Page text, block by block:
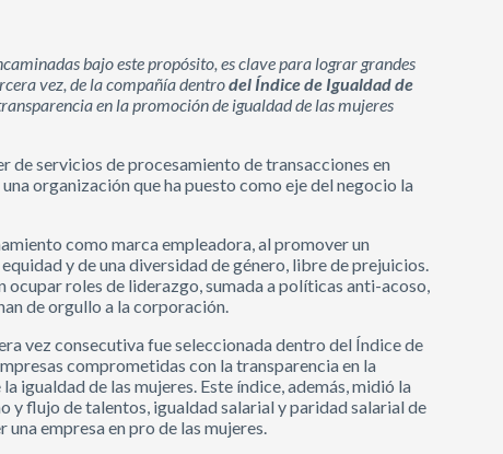
bajo este propósito, es clave para lograr grandes
vez, de la compañía dentrodel Índice de Igualdad de
en la promoción de igualdad de las mujeres
de servicios de procesamiento de transacciones en
organización que ha puesto como eje del negocio la
como marca empleadora, al promover un
y de una diversidad de género, libre de prejuicios.
ocupar roles de liderazgo, sumada a políticas anti-acoso,
de orgullo a la corporación.
vez consecutiva fue seleccionada dentro del Índice de
comprometidas con la transparencia en la
igualdad de las mujeres. Este índice, además, midió la
y flujo de talentos, igualdad salarial y paridad salarial de
empresa en pro de las mujeres.